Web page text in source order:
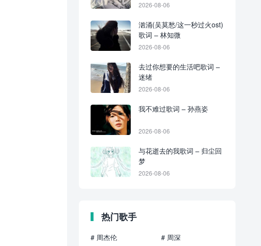
2026-08-06
汹涌(吴莫愁/这一秒过火ost)
歌词 – 林知微
2026-08-06
去过你想要的生活吧歌词 –
迷绪
2026-08-06
我不难过歌词 – 孙燕姿
2026-08-06
与花逝去的我歌词 – 归尘回
梦
2026-08-06
热门歌手
# 周杰伦
# 周深